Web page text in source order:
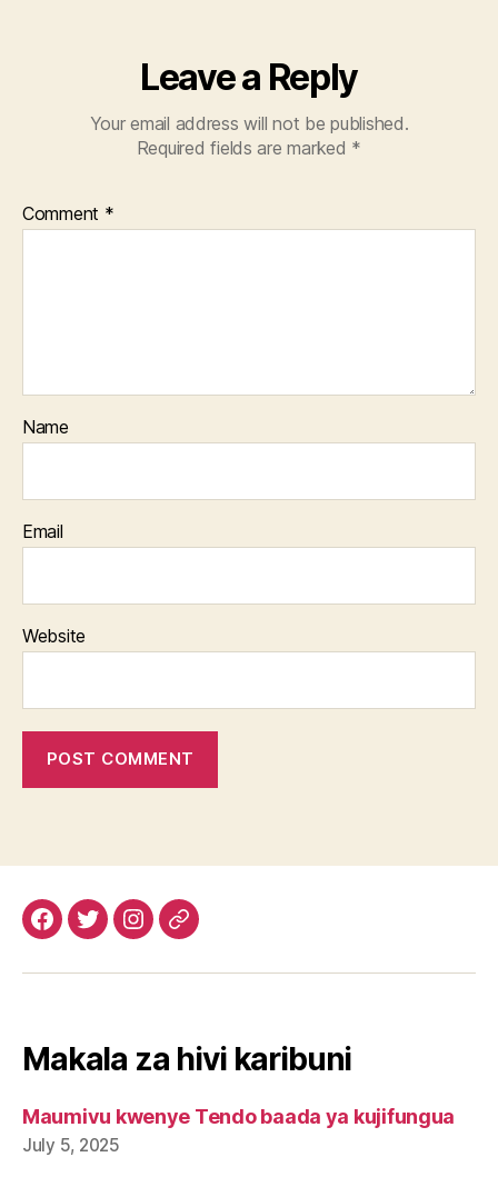
Leave a Reply
Your email address will not be published.
Required fields are marked *
Comment *
Name
Email
Website
Facebook
TwitterInstagram
Email
Makala za hivi karibuni
Maumivu kwenye Tendo baada ya kujifungua
July 5, 2025